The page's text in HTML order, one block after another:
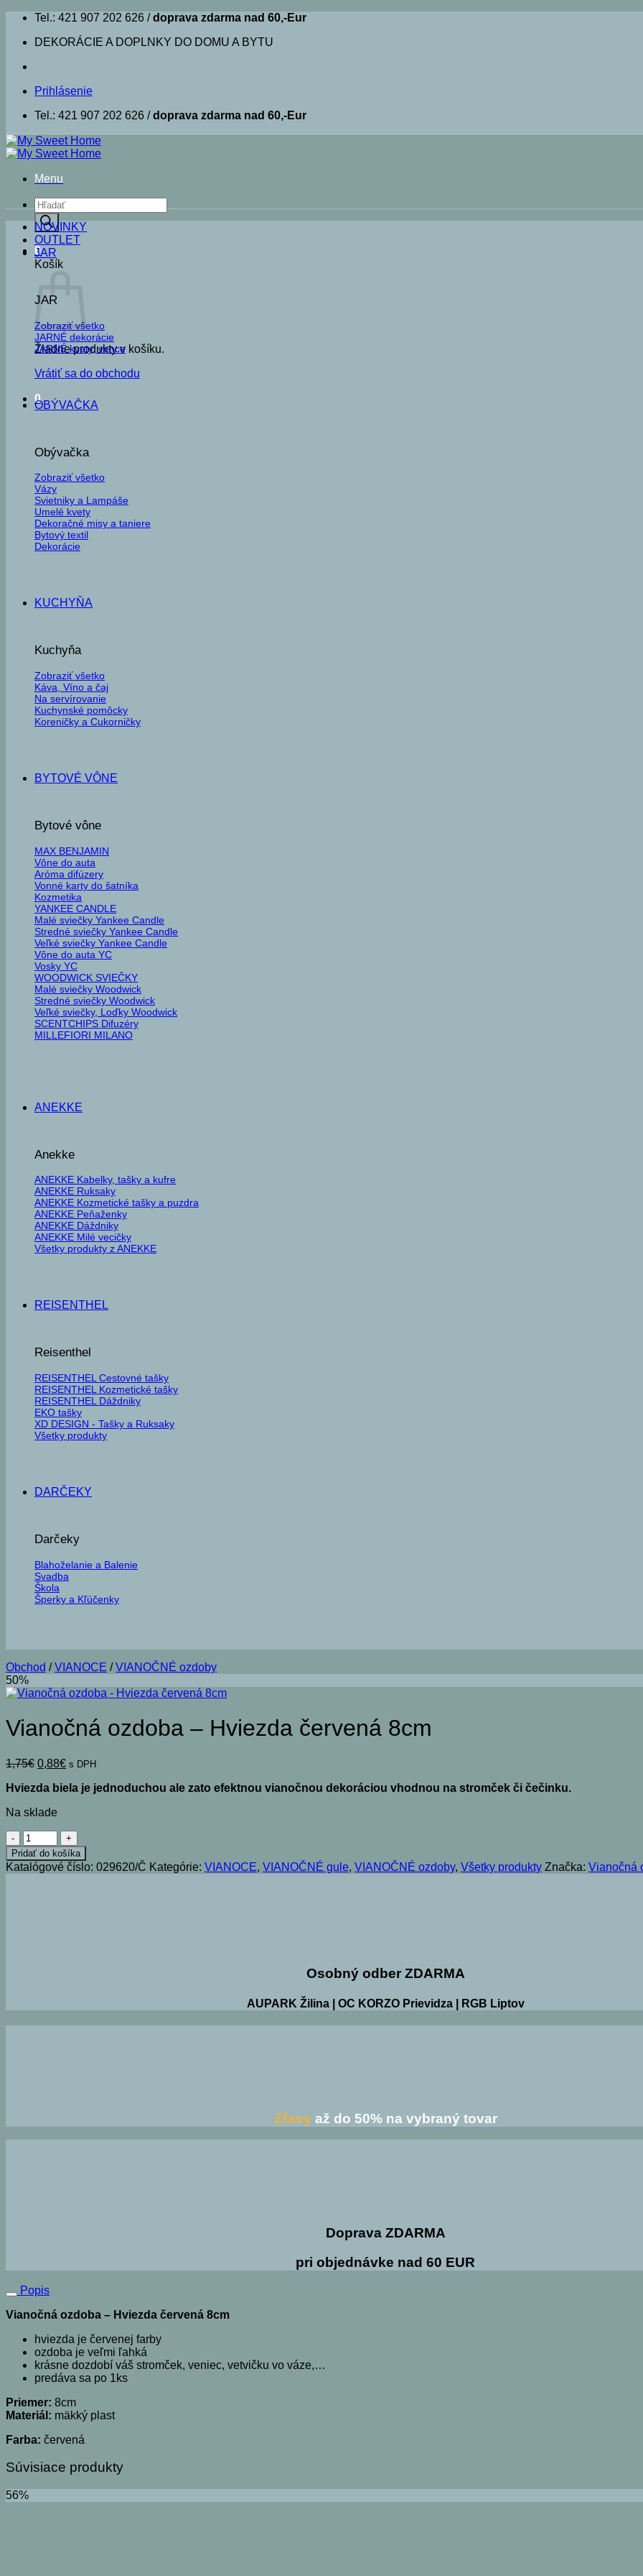
Skip
content
Tel.: 421 907 202 626 /doprava zdarma nad 60,-Eur
DEKORÁCIE A DOPLNKY DO DOMU A BYTU
Prihlásenie
Tel.: 421 907 202 626 /doprava zdarma nad 60,-Eur
Menu
Products
search
0
Košík
Žiadne produkty v košíku.
Vrátiť sa do obchodu
0
NOVINKY
OUTLET
JAR
JAR
Zobraziť všetko
JARNÉ dekorácie
JARNÉ kvety, vence
OBÝVAČKA
Obývačka
Zobraziť všetko
Vázy
Svietniky a Lampáše
Umelé kvety
Dekoračné misy a taniere
Bytový textil
Dekorácie
KUCHYŇA
Kuchyňa
Zobraziť všetko
Káva, Víno a čaj
Na servírovanie
Kuchynské pomôcky
Koreničky a Cukorničky
BYTOVÉ VÔNE
Bytové vône
MAX BENJAMIN
Vône do auta
Aróma difúzery
Vonné karty do šatníka
Kozmetika
YANKEE CANDLE
Malé sviečky Yankee Candle
Stredné sviečky Yankee Candle
Veľké sviečky Yankee Candle
Vône do auta YC
Vosky YC
WOODWICK SVIEČKY
Malé sviečky Woodwick
Stredné sviečky Woodwick
Veľké sviečky, Loďky Woodwick
SCENTCHIPS Difuzéry
MILLEFIORI MILANO
ANEKKE
Anekke
ANEKKE Kabelky, tašky a kufre
ANEKKE Ruksaky
ANEKKE Kozmetické tašky a puzdra
ANEKKE Peňaženky
ANEKKE Dáždniky
ANEKKE Milé vecičky
Všetky produkty z ANEKKE
REISENTHEL
Reisenthel
REISENTHEL Cestovné tašky
REISENTHEL Kozmetické tašky
REISENTHEL Dáždniky
EKO tašky
XD DESIGN - Tašky a Ruksaky
Všetky produkty
DARČEKY
Darčeky
Blahoželanie a Balenie
Svadba
Škola
Šperky a Kľúčenky
Obchod / VIANOCE / VIANOČNÉ ozdoby
50%
Vianočná ozdoba – Hviezda červená 8cm
1,75€ Pôvodná
bola:
0,88€Aktuálna
je:
s DPH
Hviezda biela je jednoduchou ale zato efektnou vianočnou dekoráciou vhodnou na stromček či čečinku.
Na sklade
množstvo
Vianočná
ozdoba
-
Pridať do košíka
Katalógové číslo: 029620/Č Kategórie: VIANOCE, VIANOČNÉ gule, VIANOČNÉ ozdoby, Všetky produkty Značka: Vianočná
Osobný odber ZDARMA
AUPARK Žilina | OC KORZO Prievidza | RGB Liptov
Zľavyaž do 50% na vybraný tovar
Doprava ZDARMA
pri objednávke nad 60 EUR
Popis
Vianočná ozdoba – Hviezda červená 8cm
hviezda je červenej farby
ozdoba je veľmi ľahká
krásne dozdobí váš stromček, veniec, vetvičku vo váze,…
predáva sa po 1ks
Priemer: 8cm
Materiál: mäkký plast
Farba: červená
Súvisiace produkty
56%